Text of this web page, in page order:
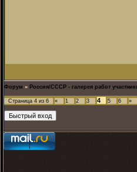
Форум » Россия/СССР - галерея работ
Страница 4 из 6 « 1 2 3 4 5 6 »